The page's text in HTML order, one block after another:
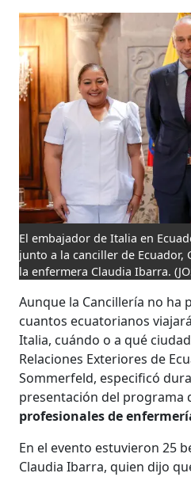
El embajador de Italia en
junto a la canciller de Ecuador,
la enfermera Claudia Ibarra.
Aunque la Cancillería no ha
cuantos ecuatorianos
Italia, cuándo o a qué
Relaciones Exteriores de
Sommerfeld, especificó
presentación del programa
profesionales de
En el evento estuvieron 25
Claudia Ibarra, quien dijo